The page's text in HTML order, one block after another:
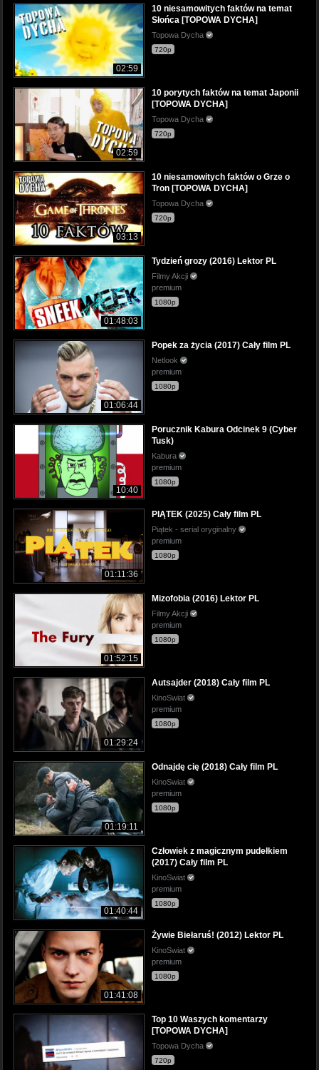
02:59
10 niesamowitych faktów na temat
Słońca [TOPOWA DYCHA]
Topowa Dycha
720p
02:59
10 porytych faktów na temat Japonii
[TOPOWA DYCHA]
Topowa Dycha
720p
03:13
10 niesamowitych faktów o Grze o
Tron [TOPOWA DYCHA]
Topowa Dycha
720p
01:48:03
Tydzień grozy (2016) Lektor PL
Filmy Akcji
premium
1080p
01:06:44
Popek za życia (2017) Cały film PL
Netlook
premium
1080p
10:40
Porucznik Kabura Odcinek 9 (Cyber
Tusk)
Kabura
premium
1080p
01:11:36
PIĄTEK (2025) Cały film PL
Piątek - serial oryginalny
premium
1080p
01:52:15
Mizofobia (2016) Lektor PL
Filmy Akcji
premium
1080p
01:29:24
Autsajder (2018) Cały film PL
KinoSwiat
premium
1080p
01:19:11
Odnajdę cię (2018) Cały film PL
KinoSwiat
premium
1080p
01:40:44
Człowiek z magicznym pudełkiem
(2017) Cały film PL
KinoSwiat
premium
1080p
01:41:08
Żywie Biełaruś! (2012) Lektor PL
KinoSwiat
premium
1080p
Top 10 Waszych komentarzy
[TOPOWA DYCHA]
Topowa Dycha
720p